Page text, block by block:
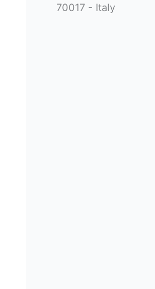
70017 - Italy